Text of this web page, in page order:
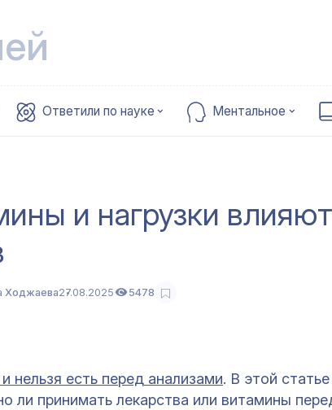
Ответили по науке Ментальное
и нагрузки
Ходжаева27.08.2025 5478
нельзя есть перед анализами. В этой
ли принимать лекарства или витамины